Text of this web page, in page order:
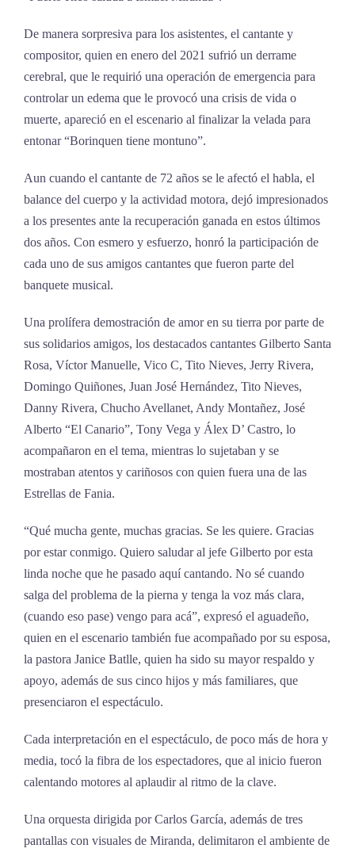
De manera sorpresiva para los asistentes, el cantante y
compositor, quien en enero del 2021 sufrió un derrame
cerebral, que le requirió una operación de emergencia para
controlar un edema que le provocó una crisis de vida o
muerte, apareció en el escenario al finalizar la velada para
entonar “Borinquen tiene montuno”.
Aun cuando el cantante de 72 años se le afectó el habla, el
balance del cuerpo y la actividad motora, dejó impresionados
a los presentes ante la recuperación ganada en estos últimos
dos años. Con esmero y esfuerzo, honró la participación de
cada uno de sus amigos cantantes que fueron parte del
banquete musical.
Una prolífera demostración de amor en su tierra por parte de
sus solidarios amigos, los destacados cantantes Gilberto Santa
Rosa, Víctor Manuelle, Vico C, Tito Nieves, Jerry Rivera,
Domingo Quiñones, Juan José Hernández, Tito Nieves,
Danny Rivera, Chucho Avellanet, Andy Montañez, José
Alberto “El Canario”, Tony Vega y Álex D’ Castro, lo
acompañaron en el tema, mientras lo sujetaban y se
mostraban atentos y cariñosos con quien fuera una de las
Estrellas de Fania.
“Qué mucha gente, muchas gracias. Se les quiere. Gracias
por estar conmigo. Quiero saludar al jefe Gilberto por esta
linda noche que he pasado aquí cantando. No sé cuando
salga del problema de la pierna y tenga la voz más clara,
(cuando eso pase) vengo para acá”, expresó el aguadeño,
quien en el escenario también fue acompañado por su esposa,
la pastora Janice Batlle, quien ha sido su mayor respaldo y
apoyo, además de sus cinco hijos y más familiares, que
presenciaron el espectáculo.
Cada interpretación en el espectáculo, de poco más de hora y
media, tocó la fibra de los espectadores, que al inicio fueron
calentando motores al aplaudir al ritmo de la clave.
Una orquesta dirigida por Carlos García, además de tres
pantallas con visuales de Miranda, delimitaron el ambiente de